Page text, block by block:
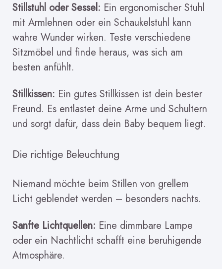
Stillstuhl oder Sessel: Ein ergonomischer Stuhl
mit Armlehnen oder ein Schaukelstuhl kann
wahre Wunder wirken. Teste verschiedene
Sitzmöbel und finde heraus, was sich am
besten anfühlt.
Stillkissen: Ein gutes Stillkissen ist dein bester
Freund. Es entlastet deine Arme und Schultern
und sorgt dafür, dass dein Baby bequem liegt.
Die richtige Beleuchtung
Niemand möchte beim Stillen von grellem
Licht geblendet werden – besonders nachts.
Sanfte Lichtquellen: Eine dimmbare Lampe
oder ein Nachtlicht schafft eine beruhigende
Atmosphäre.